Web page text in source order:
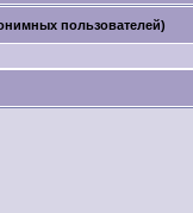
пользователей)